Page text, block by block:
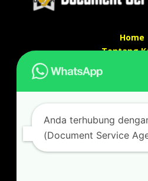
Home
Tentang
Kontak kami
Alamat kantor :
Jl Swadaya Pam No 6 Rt 006
Cakung, Jakarta Timur 13930
087887631193
Anda terhubung
(Document Service